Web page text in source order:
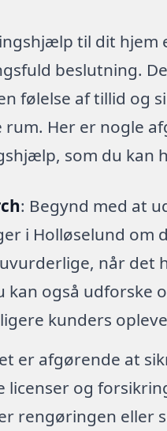
til dit hjem
beslutning.
følelse af tillid og
Her er nogle
som du kan
: Begynd med at
i Holløselund om
når det
også udforske
kunders
er afgørende at
og
rengøringen eller